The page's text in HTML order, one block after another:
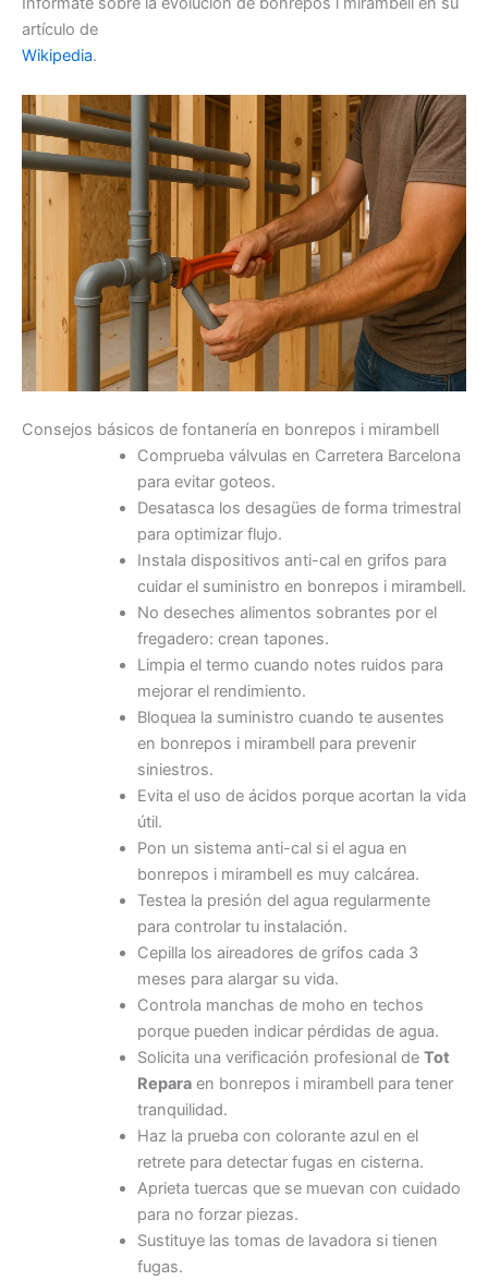
artículo de
Wikipedia.
Consejos básicos de fontanería en bonrepos i mirambell
Comprueba válvulas en Carretera Barcelona
para evitar goteos.
Desatasca los desagües de forma trimestral
para optimizar flujo.
Instala dispositivos anti-cal en grifos para
cuidar el suministro en bonrepos i mirambell.
No deseches alimentos sobrantes por el
fregadero: crean tapones.
Limpia el termo cuando notes ruidos para
mejorar el rendimiento.
Bloquea la suministro cuando te ausentes
en bonrepos i mirambell para prevenir
siniestros.
Evita el uso de ácidos porque acortan la vida
útil.
Pon un sistema anti-cal si el agua en
bonrepos i mirambell es muy calcárea.
Testea la presión del agua regularmente
para controlar tu instalación.
Cepilla los aireadores de grifos cada 3
meses para alargar su vida.
Controla manchas de moho en techos
porque pueden indicar pérdidas de agua.
Solicita una verificación profesional de Tot
Reparaen bonrepos i mirambell para tener
tranquilidad.
Haz la prueba con colorante azul en el
retrete para detectar fugas en cisterna.
Aprieta tuercas que se muevan con cuidado
para no forzar piezas.
Sustituye las tomas de lavadora si tienen
fugas.